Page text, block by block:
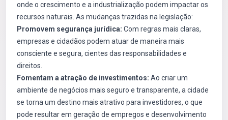
onde o crescimento e a industrialização podem impactar os
recursos naturais. As mudanças trazidas na legislação:
Promovem segurança jurídica: Com regras mais claras,
empresas e cidadãos podem atuar de maneira mais
consciente e segura, cientes das responsabilidades e
direitos.
Fomentam a atração de investimentos: Ao criar um
ambiente de negócios mais seguro e transparente, a cidade
se torna um destino mais atrativo para investidores, o que
pode resultar em geração de empregos e desenvolvimento